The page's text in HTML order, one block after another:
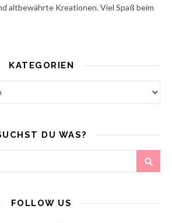
altbewährte Kreationen. Viel Spaß beim
KATEGORIEN
DU WAS?
FOLLOW US